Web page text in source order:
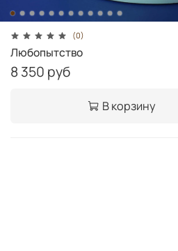
(0)
Любопытство
8 350 руб
В корзину